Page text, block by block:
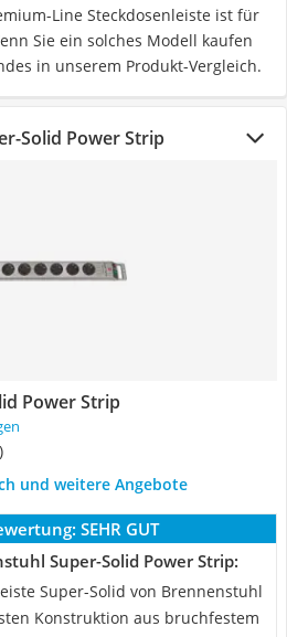
Line Steckdosenleiste ist für
Sie ein solches Modell kaufen
in unserem Produkt-Vergleich.
Solid Power Strip
Power Strip
)
und weitere Angebote
SEHR GUT
Super-Solid Power Strip:
Super-Solid von Brennenstuhl
Konstruktion aus bruchfestem